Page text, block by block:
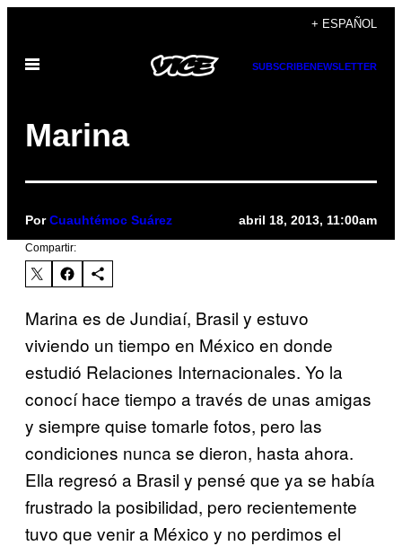
contenido
+ ESPAÑOL
Abrir
SUBSCRIBENEWSLETTER
Marina
PorCuauhtémoc Suárez abril 18, 2013, 11:00am
Compartir:
Marina es de Jundiaí, Brasil y estuvo
viviendo un tiempo en México en donde
estudió Relaciones Internacionales. Yo la
conocí hace tiempo a través de unas amigas
y siempre quise tomarle fotos, pero las
condiciones nunca se dieron, hasta ahora.
Ella regresó a Brasil y pensé que ya se había
frustrado la posibilidad, pero recientemente
tuvo que venir a México y no perdimos el